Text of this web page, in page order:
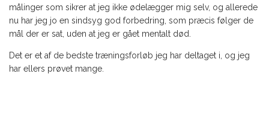
målinger som sikrer at jeg ikke ødelægger mig selv, og allerede
nu har jeg jo en sindsyg god forbedring, som præcis følger de
mål der er sat, uden at jeg er gået mentalt død.
Det er et af de bedste træningsforløb jeg har deltaget i, og jeg
har ellers prøvet mange.